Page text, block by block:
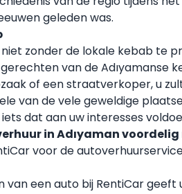
geleden was.
zonder de lokale kebab te
van de Adıyamanse
of een straatverkoper, u
van de vele geweldige
dat aan uw interesses
in Adıyaman
voor de
van een auto bij RentiCar